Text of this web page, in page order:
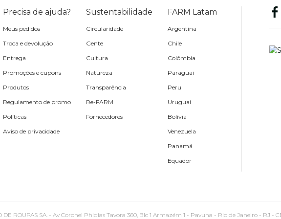
Precisa de ajuda?
Meus pedidos
Troca e devolução
Entrega
Promoções e cupons
Produtos
Regulamento de promo
Políticas
Aviso de privacidade
Sustentabilidade
Circularidade
Gente
Cultura
Natureza
Transparência
Re-FARM
Fornecedores
FARM Latam
Argentina
Chile
Colômbia
Paraguai
Peru
Uruguai
Bolívia
Venezuela
Panamá
Equador
ROUPAS SA. - Av Coronel Phidias Tavora 360, Blc 1 Armazém 1 - Pavuna - Rio de Janeiro - RJ -